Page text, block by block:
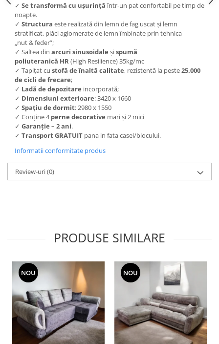
✓ Se transformă cu ușurințăîntr-un pat confortabil pe timp de
noapte.
✓ Structura este realizată din lemn de fag uscat și lemn
stratificat, plăci aglomerate de lemn îmbinate prin tehnica
„nut & feder”;
✓ Saltea din arcuri sinusoidale șispumă
poliuteranică HR (High Resilience) 35kg/mc
✓ Tapițat cu stofă de înaltă calitate, rezistentă la peste25.000
de cicli de frecare;
✓ Ladă de depozitare incorporată;
✓ Dimensiuni exterioare: 3420 x 1660
✓ Spațiu de dormit: 2980 x 1550
✓ Conține 4perne decorative mari și 2 mici
✓ Garanție – 2 ani.
✓ Transport GRATUIT pana in fata casei/blocului.
Informatii conformitate produs
Review-uri(0)
PRODUSE SIMILARE
NOU NOU